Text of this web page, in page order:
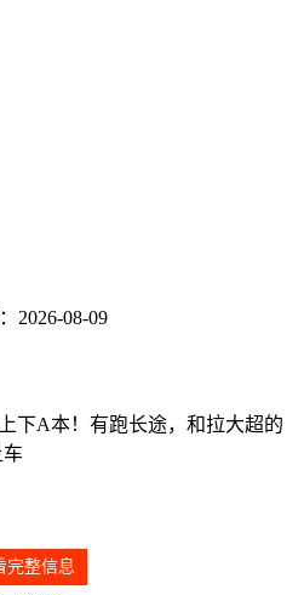
2026-08-09
下A本！有跑长途，和拉大超的
完整信息